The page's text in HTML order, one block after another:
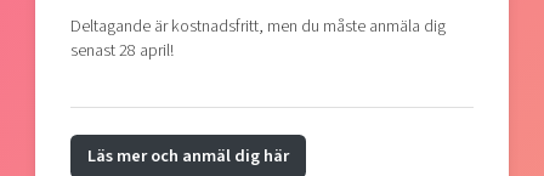
Deltagande är kostnadsfritt, men du måste anmäla dig
senast 28 april!
Läs mer och anmäl dig här